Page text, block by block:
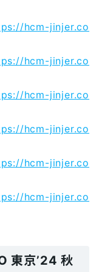
hcm-jinjer.co
hcm-jinjer.co
hcm-jinjer.co
hcm-jinjer.co
hcm-jinjer.co
hcm-jinjer.co
東京’24 秋